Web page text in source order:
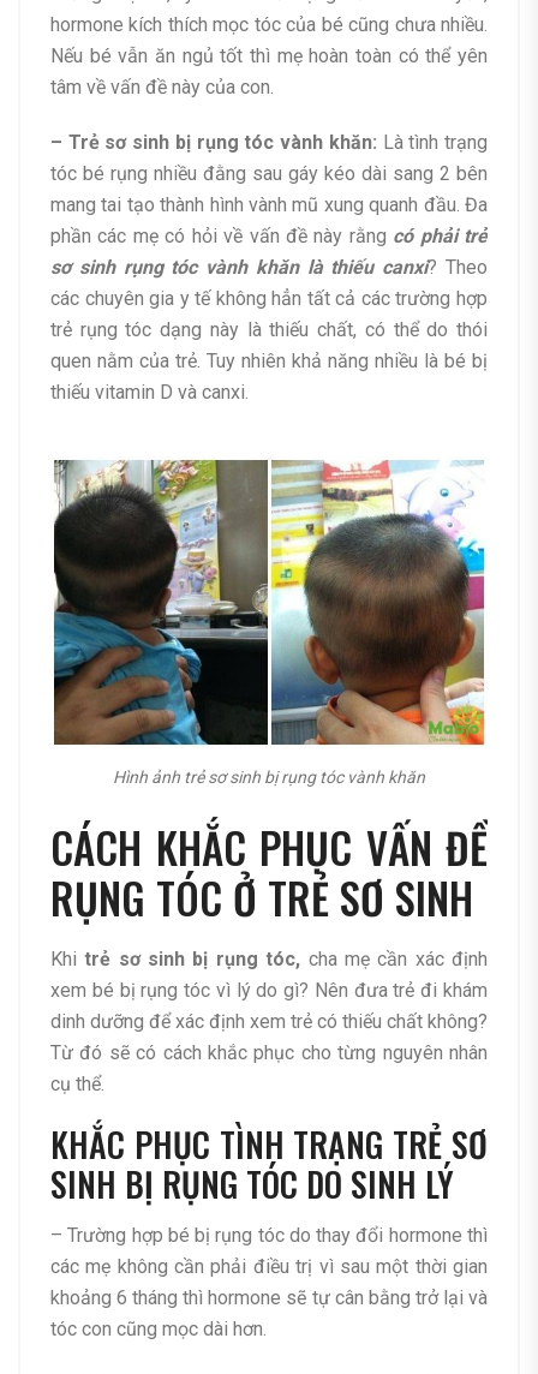
hormone kích thích mọc tóc của bé cũng chưa nhiều.
Nếu bé vẫn ăn ngủ tốt thì mẹ hoàn toàn có thể yên
tâm về vấn đề này của con.
– Trẻ sơ sinh bị rụng tóc vành khăn: Là tình trạng
tóc bé rụng nhiều đằng sau gáy kéo dài sang 2 bên
mang tai tạo thành hình vành mũ xung quanh đầu. Đa
phần các mẹ có hỏi về vấn đề này rằng có phải trẻ
sơ sinh rụng tóc vành khăn là thiếu canxi? Theo
các chuyên gia y tế không hẳn tất cả các trường hợp
trẻ rụng tóc dạng này là thiếu chất, có thể do thói
quen nằm của trẻ. Tuy nhiên khả năng nhiều là bé bị
thiếu vitamin D và canxi.
Hình ảnh trẻ sơ sinh bị rụng tóc vành khăn
CÁCH KHẮC PHỤC VẤN ĐỀ
RỤNG TÓC Ở TRẺ SƠ SINH
Khi trẻ sơ sinh bị rụng tóc, cha mẹ cần xác định
xem bé bị rụng tóc vì lý do gì? Nên đưa trẻ đi khám
dinh dưỡng để xác định xem trẻ có thiếu chất không?
Từ đó sẽ có cách khắc phục cho từng nguyên nhân
cụ thể.
KHẮC PHỤC TÌNH TRẠNG TRẺ SƠ
SINH BỊ RỤNG TÓC DO SINH LÝ
– Trường hợp bé bị rụng tóc do thay đổi hormone thì
các mẹ không cần phải điều trị vì sau một thời gian
khoảng 6 tháng thì hormone sẽ tự cân bằng trở lại và
tóc con cũng mọc dài hơn.